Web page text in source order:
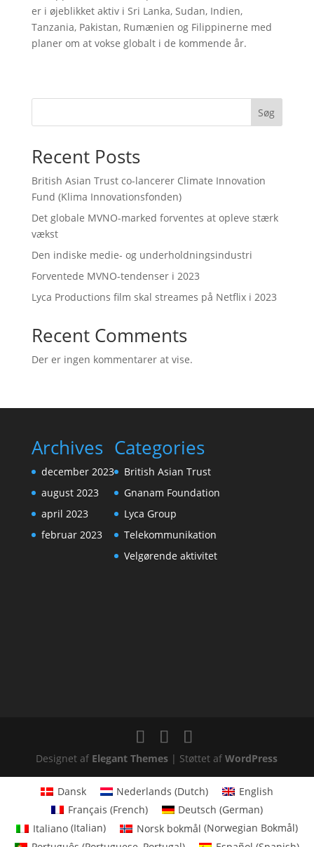
er i øjeblikket aktiv i Sri Lanka, Sudan, Indien,
Tanzania, Pakistan, Rumænien og Filippinerne med
planer om at vokse globalt i de kommende år.
Søg
Recent Posts
British Asian Trust co-lancerer Climate Innovation
Fund (Klima Innovationsfonden)
Det globale MVNO-marked forventes at opleve stærk
vækst
Den indiske medie- og underholdningsindustri
Forventede MVNO-tendenser i 2023
Lyca Productions film skal streames på Netflix i 2023
Recent Comments
Der er ingen kommentarer at vise.
Archives
december 2023
august 2023
april 2023
februar 2023
Categories
British Asian Trust
Gnanam Foundation
Lyca Group
Telekommunikation
Velgørende aktivitet
Designet af Elegant Themes | Støttet afWordPress
Dansk Nederlands (Dutch)
English
Français (French) Deutsch (German)
Italiano (Italian) Norsk bokmål (Norwegian Bokmål)